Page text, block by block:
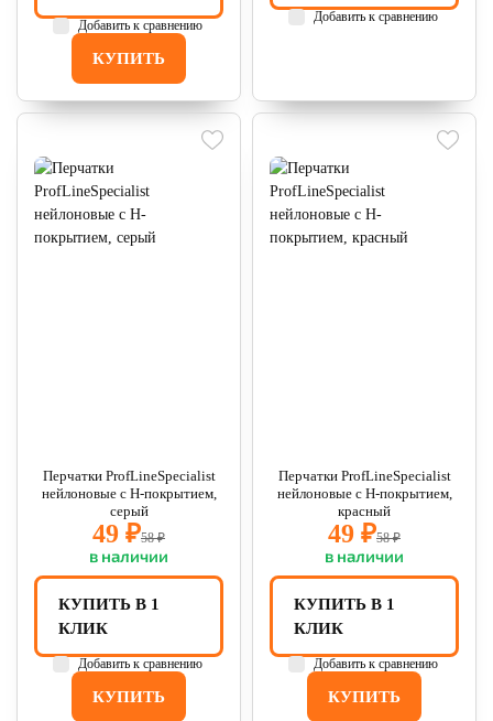
КУПИТЬ
Добавить к сравнению
Добавить к сравнению
Перчатки ProfLineSpecialist
нейлоновые с Н-покрытием,
серый
49 ₽58 ₽
в наличии
КУПИТЬ
КУПИТЬ В 1
КЛИК
Добавить к сравнению
Перчатки ProfLineSpecialist
нейлоновые с Н-покрытием,
красный
49 ₽58 ₽
в наличии
КУПИТЬ
КУПИТЬ В 1
КЛИК
Добавить к сравнению